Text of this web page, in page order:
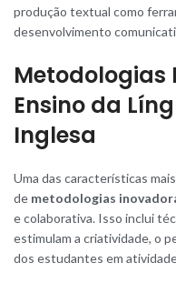
produção textual como
desenvolvimento
Metodologias
Ensino da
Inglesa
Uma das características
de metodologias
e colaborativa. Isso inclui
estimulam a criatividade, o
dos estudantes em